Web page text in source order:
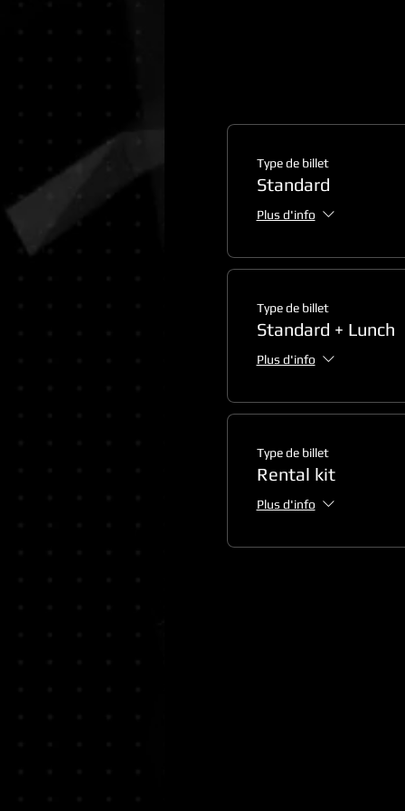
Type de billet
Standard
Plus d'info
Type de billet
Standard + Lunch
Plus d'info
Type de billet
Rental kit
Plus d'info